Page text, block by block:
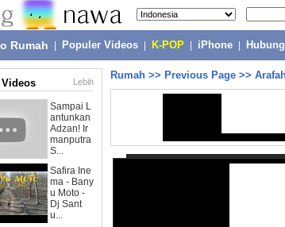
Rumah Populer Videos K-POP iPhone
Lebih
Sampai L
antunkan
Adzan! Ir
manputra
S...
Safira Ine
ma - Bany
u Moto -
Dj Sant
u...
Rumah >> Previous Page >>